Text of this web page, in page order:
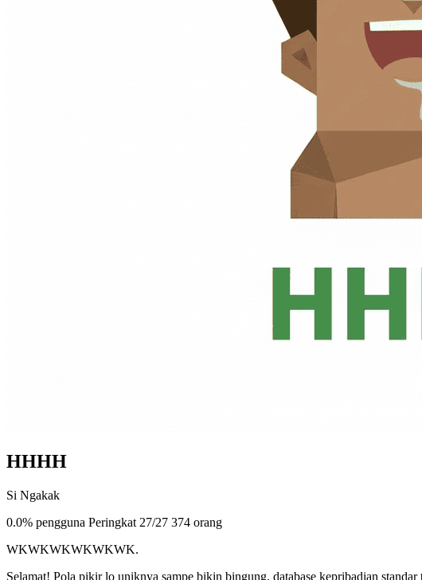
HHHH
Si Ngakak
0.0% pengguna Peringkat 27/27 374 orang
WKWKWKWKWKWK.
Selamat! Pola pikir lo uniknya sampe bikin bingung, database kepribadian